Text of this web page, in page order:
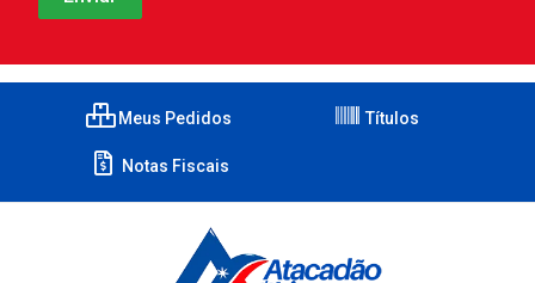
Meus Pedidos Títulos
Notas Fiscais